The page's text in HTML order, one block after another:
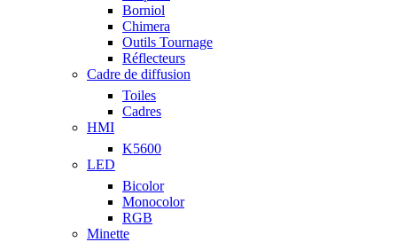
Borniol
Chimera
Outils Tournage
Réflecteurs
Cadre de diffusion
Toiles
Cadres
HMI
K5600
LED
Bicolor
Monocolor
RGB
Minette